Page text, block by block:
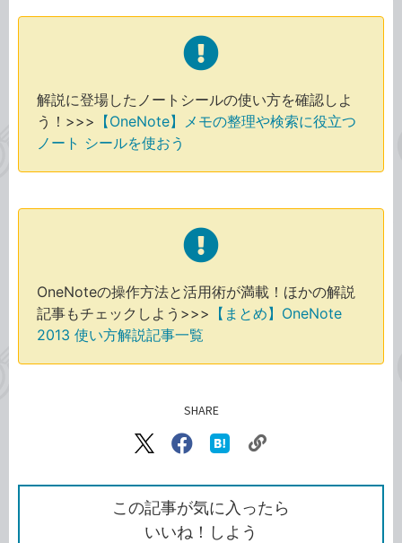
解説に登場したノートシールの使い方を確認しよ
う！>>> 【OneNote】メモの整理や検索に役立つ
ノート シールを使おう
OneNoteの操作方法と活用術が満載！ほかの解説
記事もチェックしよう>>> 【まとめ】OneNote
2013 使い方解説記事一覧
SHARE
X（旧
で
シ
ェ
ア
Facebook
シ
ェ
ア
な
ブ
ッ
ク
ク
を
コ
この記事が気に入ったら
いいね！しよう